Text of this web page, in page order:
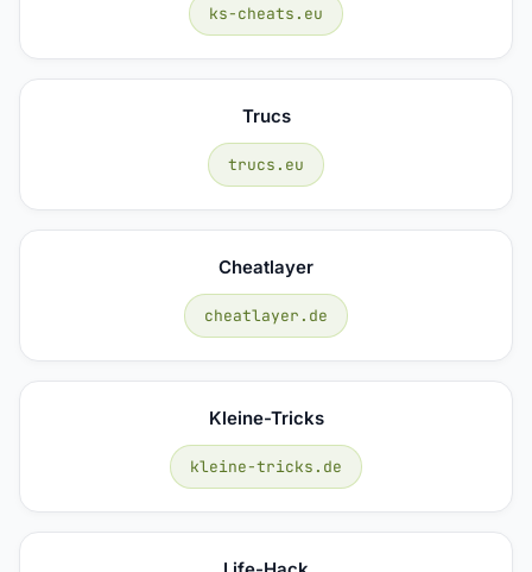
ks-cheats.eu
Trucs
trucs.eu
Cheatlayer
cheatlayer.de
Kleine-Tricks
kleine-tricks.de